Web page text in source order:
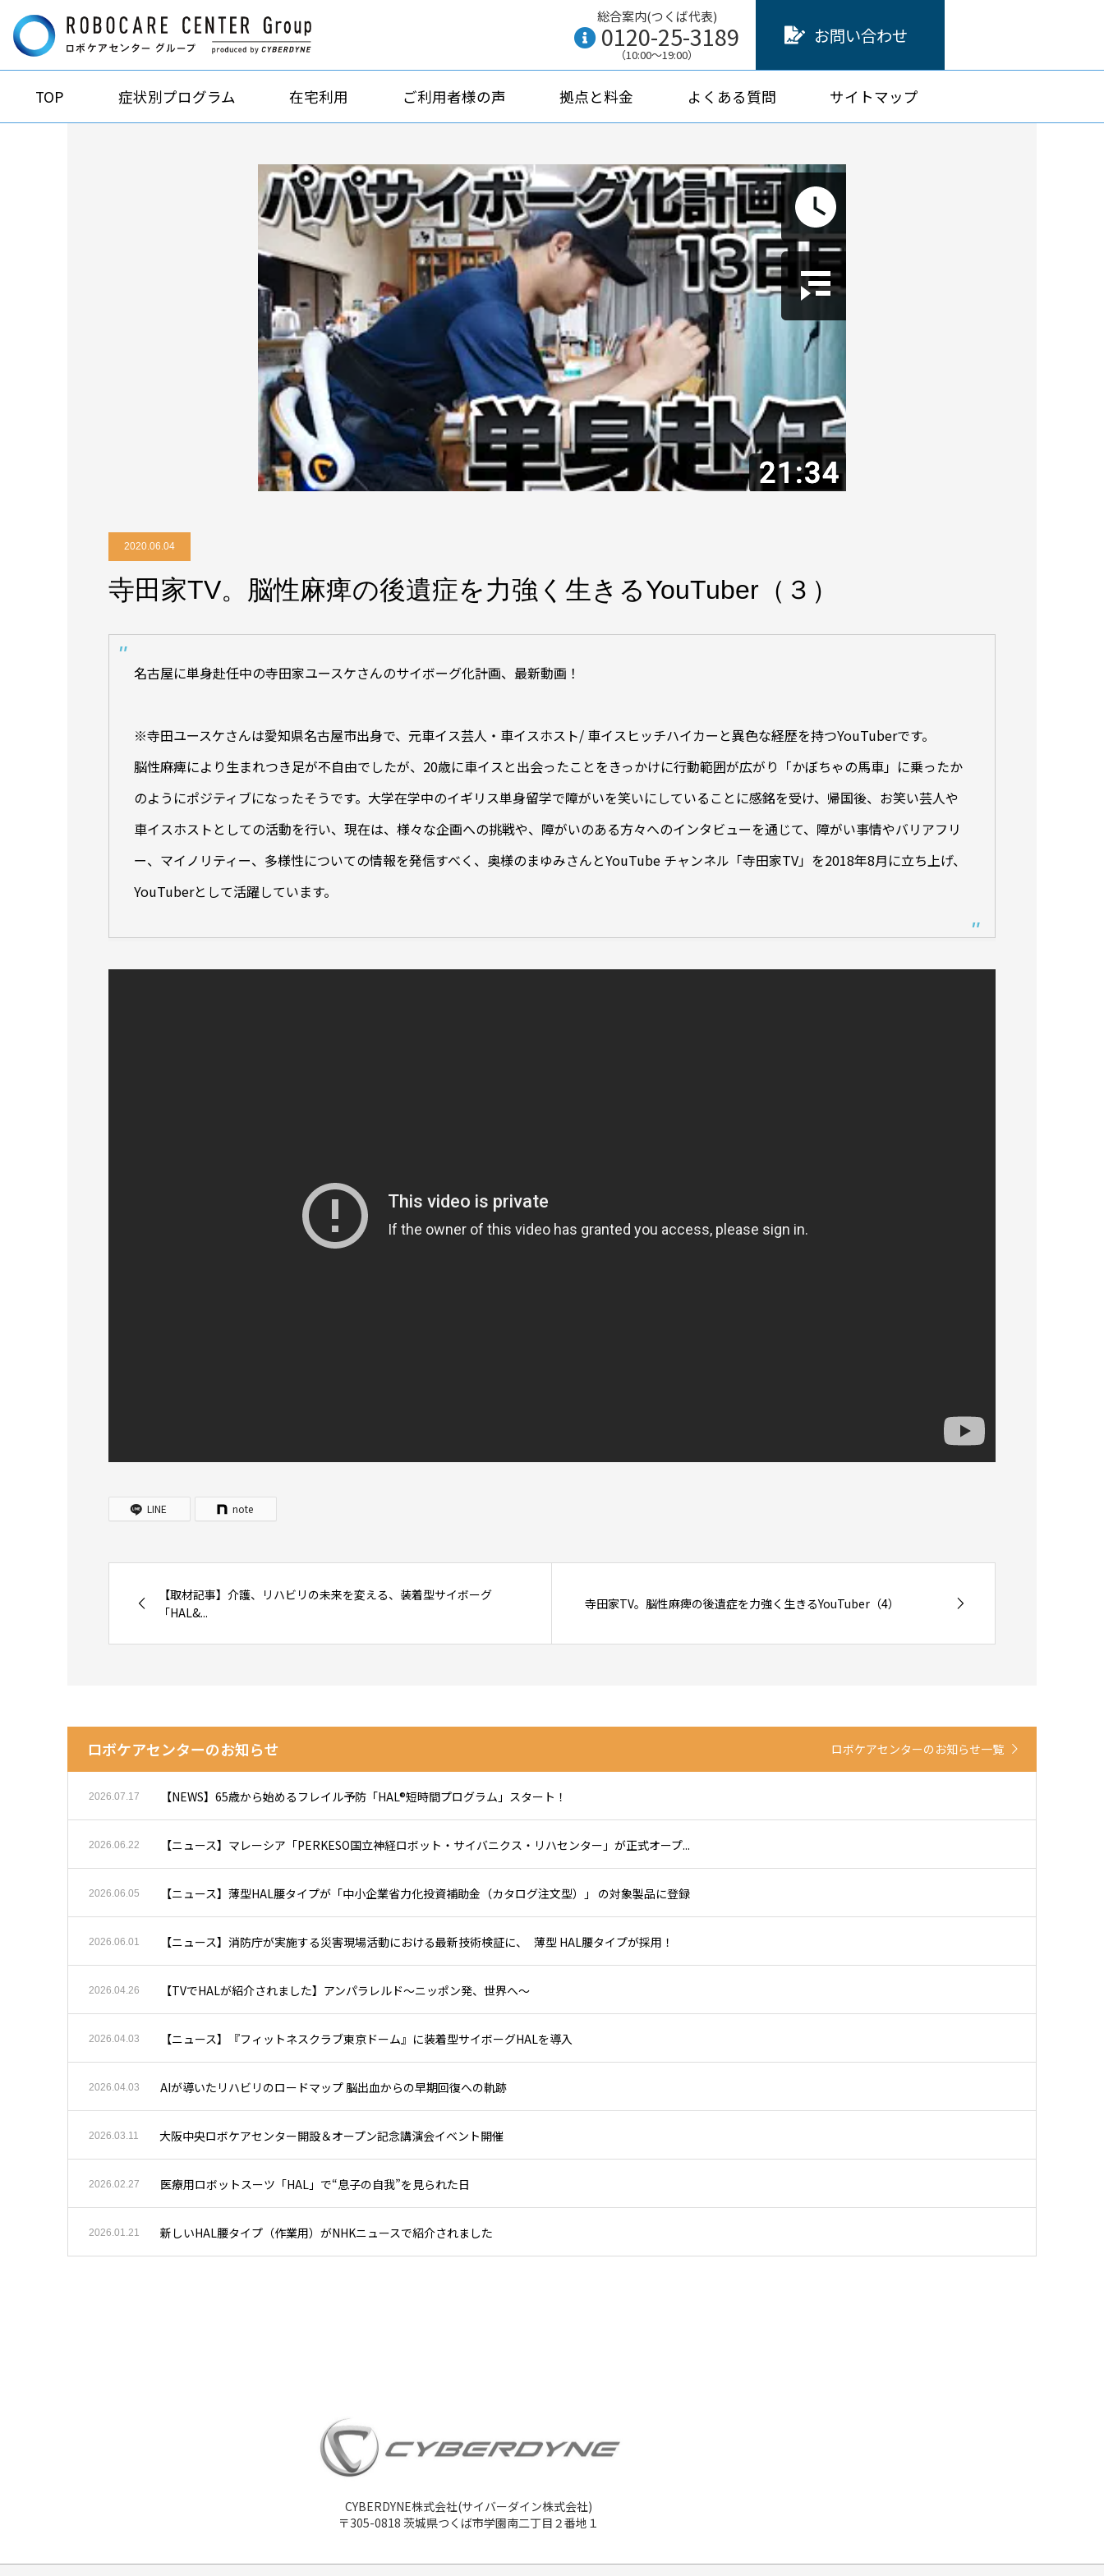
総合案内(つくば代表)
0120-25-3189
（10:00〜19:00）
お問い合わせ
TOP 症状別プログラム 在宅利用 ご利用者様の声 拠点と料金 よくある質問 サイトマップ
2020.06.04
寺田家TV。脳性麻痺の後遺症を力強く生きるYouTuber（３）
名古屋に単身赴任中の寺田家ユースケさんのサイボーグ化計画、最新動画！
※寺田ユースケさんは愛知県名古屋市出身で、元車イス芸人・車イスホスト/ 車イスヒッチハイカーと異色な経歴を持つYouTuberです。
脳性麻痺により生まれつき足が不自由でしたが、20歳に車イスと出会ったことをきっかけに行動範囲が広がり「かぼちゃの馬車」に乗ったか
のようにポジティブになったそうです。大学在学中のイギリス単身留学で障がいを笑いにしていることに感銘を受け、帰国後、お笑い芸人や
車イスホストとしての活動を行い、現在は、様々な企画への挑戦や、障がいのある方々へのインタビューを通じて、障がい事情やバリアフリ
ー、マイノリティー、多様性についての情報を発信すべく、奥様のまゆみさんとYouTube チャンネル「寺田家TV」を2018年8月に立ち上げ、
YouTuberとして活躍しています。
LINE note
【取材記事】介護、リハビリの未来を変える、装着型サイボーグ
「HAL&...
寺田家TV。脳性麻痺の後遺症を力強く生きるYouTuber（4）
ロボケアセンターのお知らせ ロボケアセンターのお知らせ一覧
2026.07.17 【NEWS】65歳から始めるフレイル予防「HAL®短時間プログラム」スタート！
2026.06.22 【ニュース】マレーシア「PERKESO国立神経ロボット・サイバニクス・リハセンター」が正式オープ...
2026.06.05 【ニュース】薄型HAL腰タイプが「中小企業省力化投資補助金（カタログ注文型）」 の対象製品に登録
2026.06.01 【ニュース】消防庁が実施する災害現場活動における最新技術検証に、 薄型 HAL腰タイプが採用！
2026.04.26 【TVでHALが紹介されました】アンパラレルド～ニッポン発、世界へ～
2026.04.03 【ニュース】『フィットネスクラブ東京ドーム』に装着型サイボーグHALを導入
2026.04.03 AIが導いたリハビリのロードマップ 脳出血からの早期回復への軌跡
2026.03.11 大阪中央ロボケアセンター開設＆オープン記念講演会イベント開催
2026.02.27 医療用ロボットスーツ「HAL」で“息子の自我”を見られた日
2026.01.21 新しいHAL腰タイプ（作業用）がNHKニュースで紹介されました
CYBERDYNE株式会社(サイバーダイン株式会社)
〒305-0818 茨城県つくば市学園南二丁目２番地１